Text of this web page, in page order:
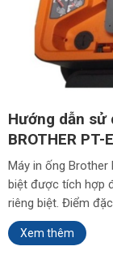
Hướng dẫn sử
BROTHER PT-
Máy in ống Brother
biệt được tích hợp
riêng biệt. Điểm
Xem thêm